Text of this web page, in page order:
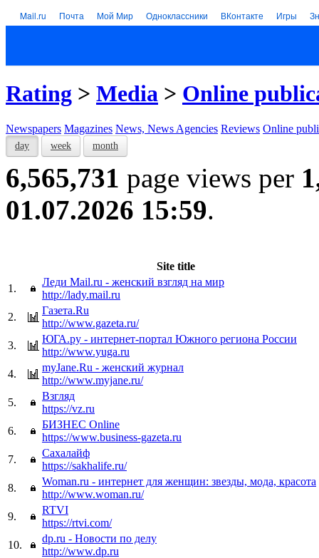
Mail.ru Почта Мой Мир Одноклассники ВКонтакте Игры
Rating > Media > Online
Newspapers Magazines News, News Agencies Reviews Online
day week month
6,565,731 page views per
01.07.2026 15:59.
Site title
1.
Леди Mail.ru - женский взгляд на мир
http://lady.mail.ru
2.
Газета.Ru
http://www.gazeta.ru/
3.
ЮГА.ру - интернет-портал Южного региона России
http://www.yuga.ru
4.
myJane.Ru - женский журнал
http://www.myjane.ru/
5.
Взгляд
https://vz.ru
6.
БИЗНЕС Online
https://www.business-gazeta.ru
7.
Сахалайф
https://sakhalife.ru/
8.
Woman.ru - интернет для женщин: звезды, мода, красота
http://www.woman.ru/
9.
RTVI
https://rtvi.com/
10.
dp.ru - Новости по делу
http://www.dp.ru